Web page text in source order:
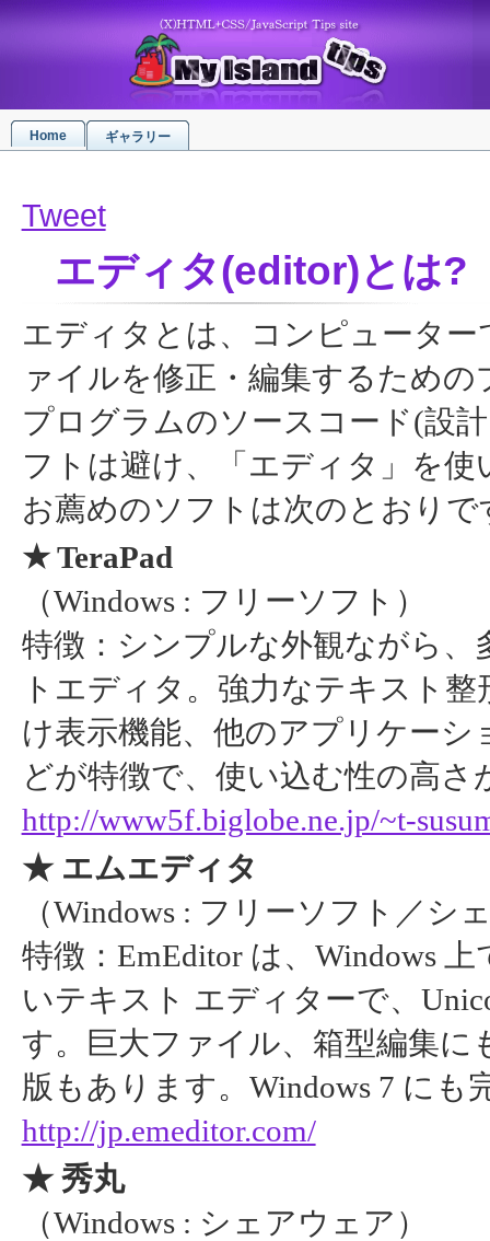
Home ギャラリー
Tweet
エディタ(editor)とは?
エディタとは、コンピュータ
ァイルを修正・編集するための
プログラムのソースコード(設
フトは避け、「エディタ」を使
お薦めのソフトは次のとおりで
★ TeraPad
（Windows : フリーソフト）
特徴：シンプルな外観ながら
トエディタ。強力なテキスト
け表示機能、他のアプリケー
どが特徴で、使い込む性の高さ
http://www5f.biglobe.ne.jp/~t-
★ エムエディタ
（Windows : フリーソフト／シ
特徴：EmEditor は、Windows
いテキスト エディターで、
す。巨大ファイル、箱型編集に
版もあります。Windows 7 にも
http://jp.emeditor.com/
★ 秀丸
（Windows : シェアウェア）